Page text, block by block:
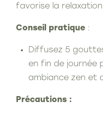
favorise la
Conseil pratique :
Diffusez 5
en fin de journée
ambiance zen et
Précautions :